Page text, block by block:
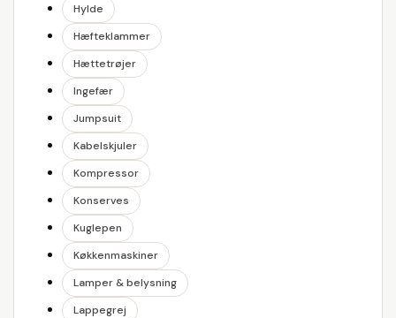
Hylde
Hæfteklammer
Hættetrøjer
Ingefær
Jumpsuit
Kabelskjuler
Kompressor
Konserves
Kuglepen
Køkkenmaskiner
Lamper & belysning
Lappegrej